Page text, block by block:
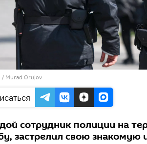
/ Murad Orujov
сотрудник полиции на
застрелил свою знакомую